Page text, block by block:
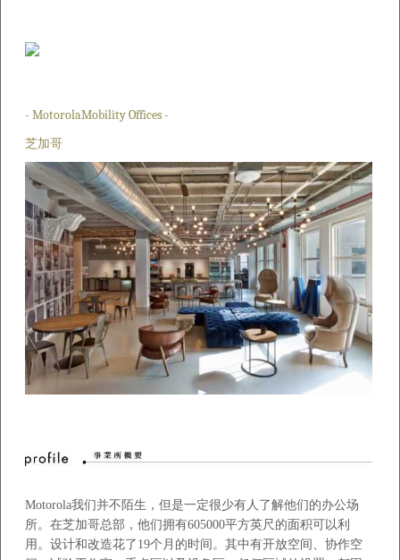
- MotorolaMobility Offices -
芝加哥
Motorola我们并不陌生，但是一定很少有人了解他们的办公场
所。在芝加哥总部，他们拥有605000平方英尺的面积可以利
用。设计和改造花了 19个月的时间。其中有开放空间、协作空